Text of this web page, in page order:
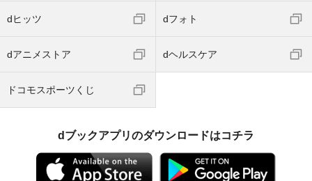
dヒッツ dフォト
dアニメストア dヘルスケア
ドコモスポーツくじ
dブックアプリのダウンロードはコチラ